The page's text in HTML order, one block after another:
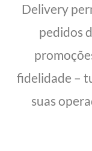
Delivery
pedidos
fidelidade –
suas